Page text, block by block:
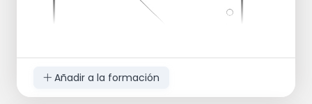
Añadir a la formación